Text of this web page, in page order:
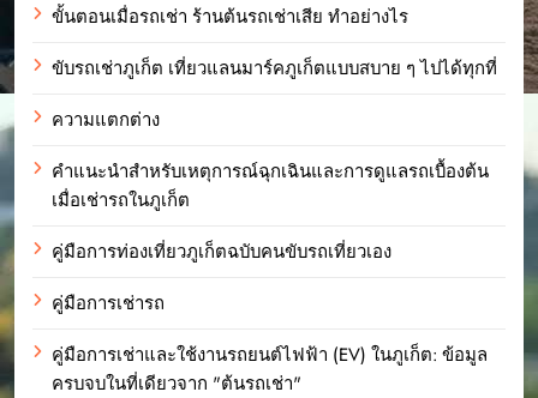
ขั้นตอนเมื่อรถเช่า ร้านต้นรถเช่าเสีย ทำอย่างไร
ขับรถเช่าภูเก็ต เที่ยวแลนมาร์คภูเก็ตแบบสบาย ๆ ไปได้ทุกที่
ความแตกต่าง
คำแนะนำสำหรับเหตุการณ์ฉุกเฉินและการดูแลรถเบื้องต้น
เมื่อเช่ารถในภูเก็ต
คู่มือการท่องเที่ยวภูเก็ตฉบับคนขับรถเที่ยวเอง
คู่มือการเช่ารถ
คู่มือการเช่าและใช้งานรถยนต์ไฟฟ้า (EV) ในภูเก็ต: ข้อมูล
ครบจบในที่เดียวจาก "ต้นรถเช่า"